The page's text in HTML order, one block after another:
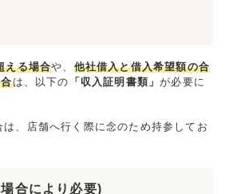
える場合や、 他社借入と借入希望額の合
は、以下の 「収入証明書類」が必要に
、店舗へ行く際に念のため持参してお
合により必要)